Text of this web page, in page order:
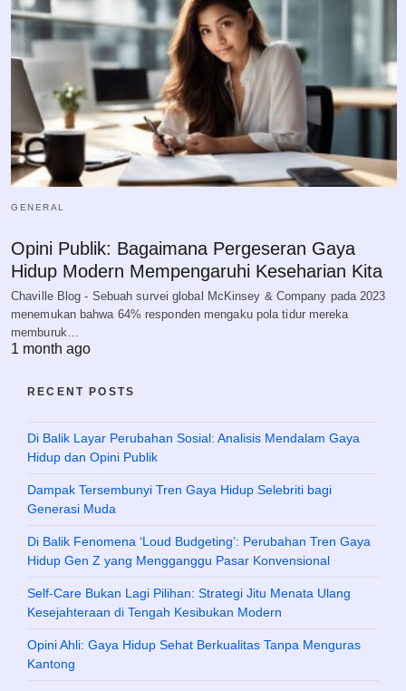
GENERAL
Opini Publik: Bagaimana Pergeseran Gaya
Hidup Modern Mempengaruhi Keseharian Kita
Chaville Blog - Sebuah survei global McKinsey & Company pada 2023
menemukan bahwa 64% responden mengaku pola tidur mereka
memburuk…
1 month ago
RECENT POSTS
Di Balik Layar Perubahan Sosial: Analisis Mendalam Gaya
Hidup dan Opini Publik
Dampak Tersembunyi Tren Gaya Hidup Selebriti bagi
Generasi Muda
Di Balik Fenomena ‘Loud Budgeting’: Perubahan Tren Gaya
Hidup Gen Z yang Mengganggu Pasar Konvensional
Self-Care Bukan Lagi Pilihan: Strategi Jitu Menata Ulang
Kesejahteraan di Tengah Kesibukan Modern
Opini Ahli: Gaya Hidup Sehat Berkualitas Tanpa Menguras
Kantong